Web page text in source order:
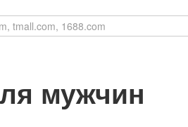
мужчин